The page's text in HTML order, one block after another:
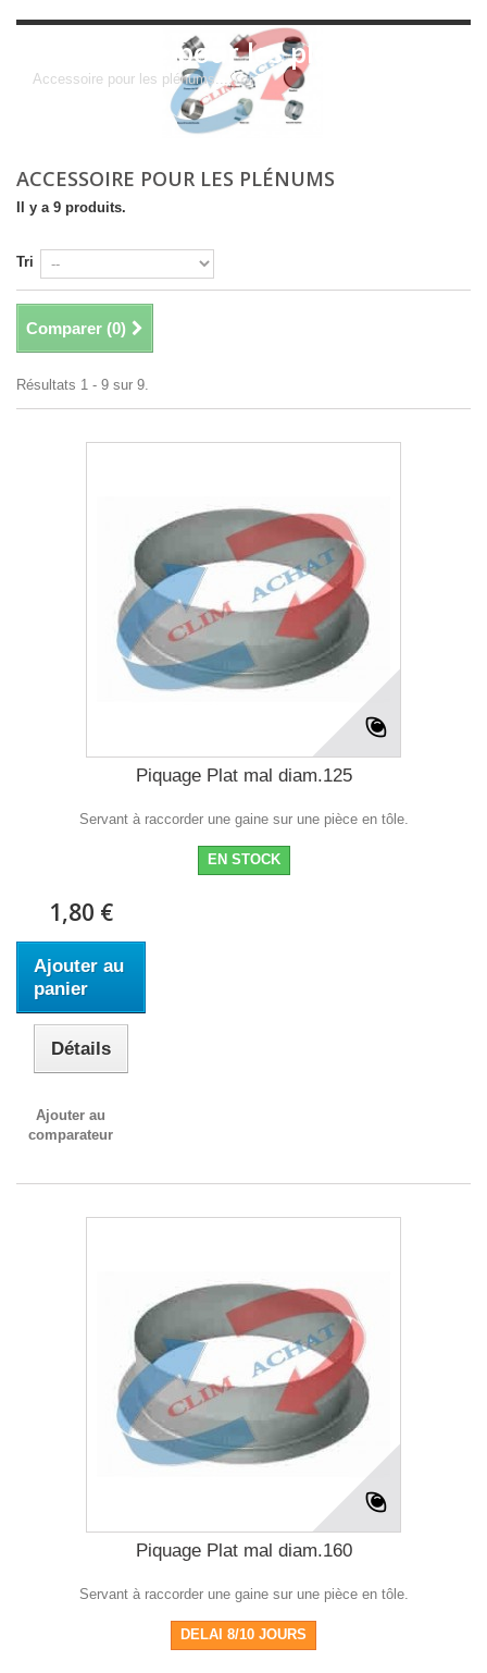
Accessoire pour les plénums
Accessoire pour les plénums.........
ACCESSOIRE POUR LES PLÉNUMS
Il y a 9 produits.
Tri
Comparer (0)
Résultats 1 - 9 sur 9.
Piquage Plat mal diam.125
Servant à raccorder une gaine sur une pièce en tôle.
EN STOCK
1,80 €
Ajouter au
panier
Détails
Ajouter au
comparateur
Piquage Plat mal diam.160
Servant à raccorder une gaine sur une pièce en tôle.
DELAI 8/10 JOURS